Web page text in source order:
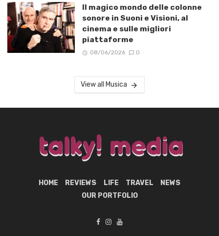
Il magico mondo delle colonne
sonore in Suoni e Visioni, al
cinema e sulle migliori
piattaforme
08/06/2026 0
View all Musica
HOME REVIEWS LIFE TRAVEL
NEWS
OUR PORTFOLIO